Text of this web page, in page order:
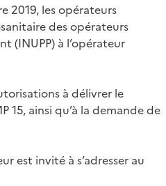
2019, les opérateurs
des opérateurs
(INUPP) à l’opérateur
à délivrer le
ainsi qu’à la demande de
est invité à s’adresser au